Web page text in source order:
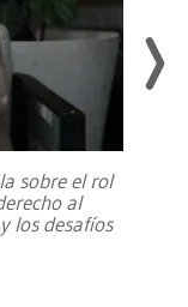
sobre el rol
al
los desafíos